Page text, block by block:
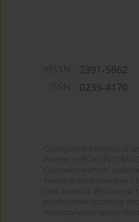
2391-5862
0239-4170